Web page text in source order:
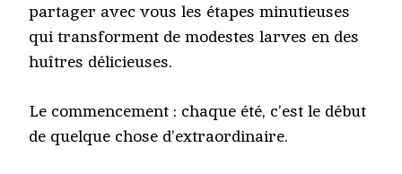
partager avec vous les étapes minutieuses
qui transforment de modestes larves en des
huîtres délicieuses.
Le commencement : chaque été, c’est le début
de quelque chose d’extraordinaire.